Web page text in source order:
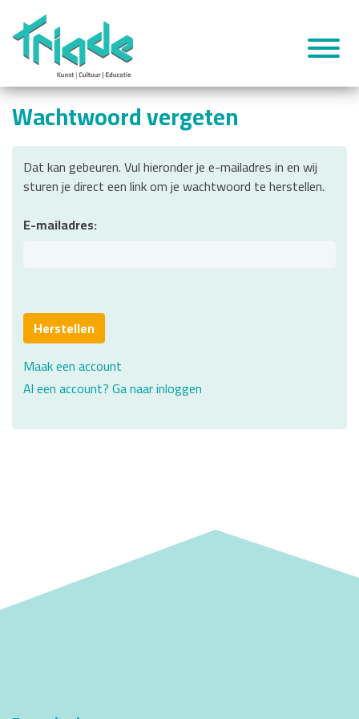
Wachtwoord vergeten
Dat kan gebeuren. Vul hieronder je e-mailadres in en wij
sturen je direct een link om je wachtwoord te herstellen.
E-mailadres
Maak een account
Al een account? Ga naar inloggen